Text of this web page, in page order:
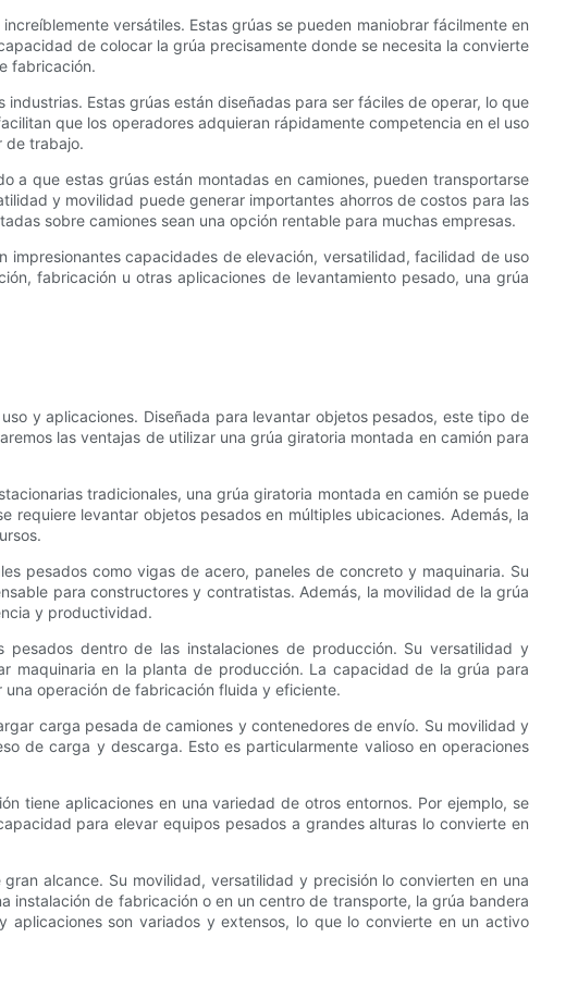
versátiles. Estas grúas se pueden maniobrar fácilmente en
de colocar la grúa precisamente donde se necesita la convierte
fabricación.
Estas grúas están diseñadas para ser fáciles de operar, lo que
que los operadores adquieran rápidamente competencia en el uso
de trabajo.
a que estas grúas están montadas en camiones, pueden transportarse
y movilidad puede generar importantes ahorros de costos para las
sobre camiones sean una opción rentable para muchas empresas.
impresionantes capacidades de elevación, versatilidad, facilidad de uso
fabricación u otras aplicaciones de levantamiento pesado, una grúa
y aplicaciones. Diseñada para levantar objetos pesados, este tipo de
las ventajas de utilizar una grúa giratoria montada en camión para
tradicionales, una grúa giratoria montada en camión se puede
levantar objetos pesados ​​en múltiples ubicaciones. Además, la
pesados ​​como vigas de acero, paneles de concreto y maquinaria. Su
para constructores y contratistas. Además, la movilidad de la grúa
y productividad.
​​dentro de las instalaciones de producción. Su versatilidad y
maquinaria en la planta de producción. La capacidad de la grúa para
operación de fabricación fluida y eficiente.
carga pesada de camiones y contenedores de envío. Su movilidad y
de carga y descarga. Esto es particularmente valioso en operaciones
tiene aplicaciones en una variedad de otros entornos. Por ejemplo, se
para elevar equipos pesados ​​a grandes alturas lo convierte en
alcance. Su movilidad, versatilidad y precisión lo convierten en una
instalación de fabricación o en un centro de transporte, la grúa bandera
son variados y extensos, lo que lo convierte en un activo